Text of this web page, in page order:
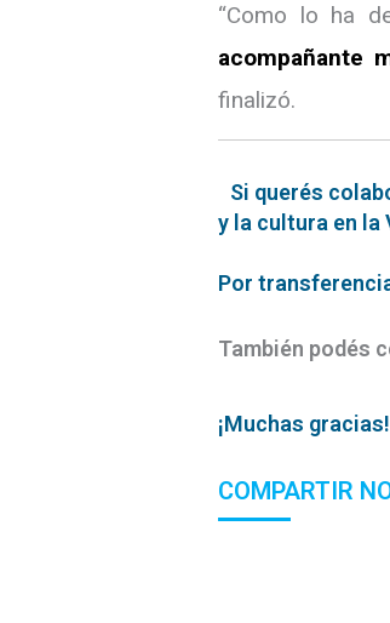
“Como lo ha
acompañante
finalizó.
Si querés
y la cultura en la
Por transferencia
También podés
¡Muchas gracias!
COMPARTIR